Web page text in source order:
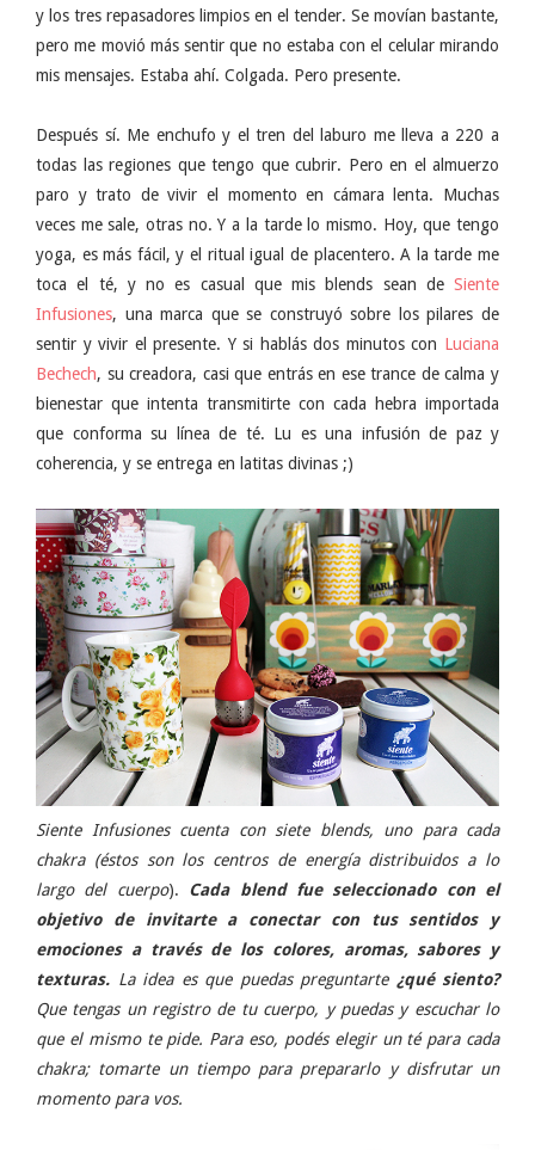
y los tres repasadores limpios en el tender. Se movían bastante,
pero me movió más sentir que no estaba con el celular mirando
mis mensajes. Estaba ahí. Colgada. Pero presente.
Después sí. Me enchufo y el tren del laburo me lleva a 220 a
todas las regiones que tengo que cubrir. Pero en el almuerzo
paro y trato de vivir el momento en cámara lenta. Muchas
veces me sale, otras no. Y a la tarde lo mismo. Hoy, que tengo
yoga, es más fácil, y el ritual igual de placentero. A la tarde me
toca el té, y no es casual que mis blends sean de Siente
Infusiones, una marca que se construyó sobre los pilares de
sentir y vivir el presente. Y si hablás dos minutos con Luciana
Bechech, su creadora, casi que entrás en ese trance de calma y
bienestar que intenta transmitirte con cada hebra importada
que conforma su línea de té. Lu es una infusión de paz y
coherencia, y se entrega en latitas divinas ;)
Siente Infusiones cuenta con siete blends, uno para cada
chakra (éstos son los centros de energía distribuidos a lo
largo del cuerpo). Cada blend fue seleccionado con el
objetivo de invitarte a conectar con tus sentidos y
emociones a través de los colores, aromas, sabores y
texturas. La idea es que puedas preguntarte ¿qué siento?
Que tengas un registro de tu cuerpo, y puedas y escuchar lo
que el mismo te pide. Para eso, podés elegir un té para cada
chakra; tomarte un tiempo para prepararlo y disfrutar un
momento para vos.